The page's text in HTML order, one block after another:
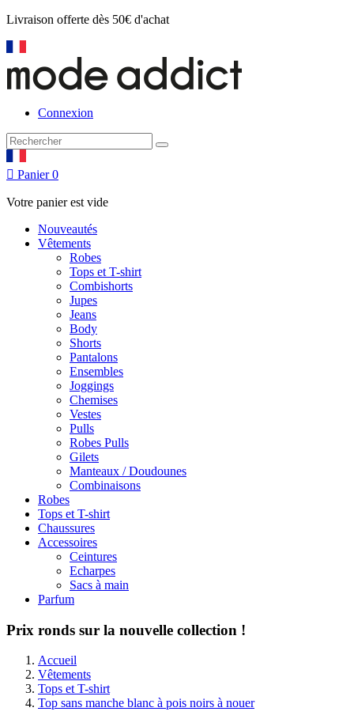
Livraison offerte dès 50€ d'achat
Connexion
 Panier 0
Votre panier est vide
Nouveautés
Vêtements
Robes
Tops et T-shirt
Combishorts
Jupes
Jeans
Body
Shorts
Pantalons
Ensembles
Joggings
Chemises
Vestes
Pulls
Robes Pulls
Gilets
Manteaux / Doudounes
Combinaisons
Robes
Tops et T-shirt
Chaussures
Accessoires
Ceintures
Echarpes
Sacs à main
Parfum
Prix ronds sur la nouvelle collection !
Accueil
Vêtements
Tops et T-shirt
Top sans manche blanc à pois noirs à nouer